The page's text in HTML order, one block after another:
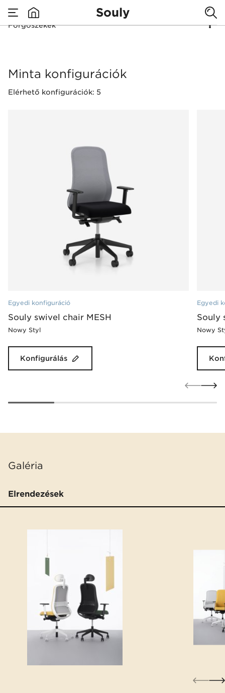
Souly
Forgószékek
Forgószékek
Minta konfigurációk
Elérhető konfigurációk: 5
Egyedi konfiguráció
Souly swivel chair MESH
Nowy Styl
Konfigurálás
Egyedi
Souly
Nowy
Galéria
Elrendezések